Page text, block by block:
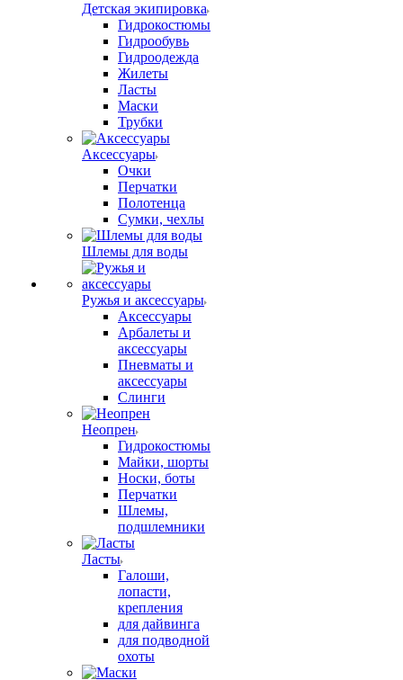
Детская экипировка
Гидрокостюмы
Гидрообувь
Гидроодежда
Жилеты
Ласты
Маски
Трубки
Аксессуары
Очки
Перчатки
Полотенца
Сумки, чехлы
Шлемы для воды
Ружья и аксессуары
Аксессуары
Арбалеты и
аксессуары
Пневматы и
аксессуары
Слинги
Неопрен
Гидрокостюмы
Майки, шорты
Носки, боты
Перчатки
Шлемы,
подшлемники
Ласты
Галоши,
лопасти,
крепления
для дайвинга
для подводной
охоты